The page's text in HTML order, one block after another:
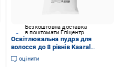
Безкоштовна доставка
в поштомати Епіцентр
Освітлювальна пудра для
волосся до 8 рівнів Kaaral
Maraes Lightener Powder 400 г
оцінити